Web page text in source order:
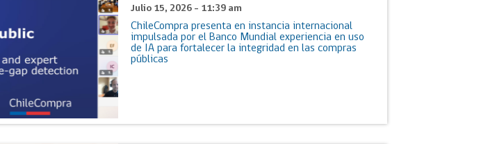
Bases Tipo de Licitación
Trato directo
Subasta inversa
electrónica
Bases Tipo
Convenio Marco
Trato directo
Subasta inversa
Julio 15, 2026 - 11:39 am
ChileCompra presenta en instancia internacional
impulsada por el Banco Mundial experiencia en uso
de IA para fortalecer la integridad en las compras
públicas